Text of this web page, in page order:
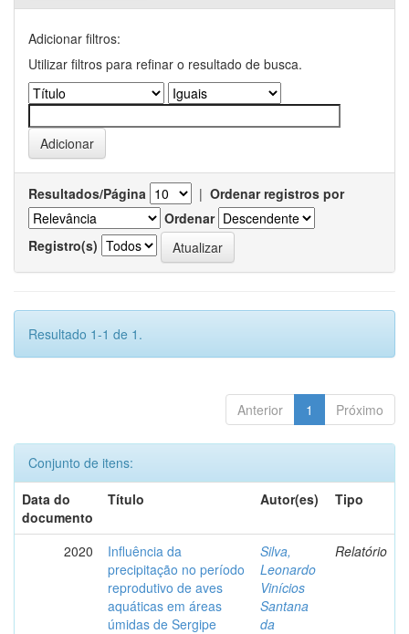
Adicionar filtros:
Utilizar filtros para refinar o resultado de busca.
Resultados/Página | Ordenar registros por
Ordenar
Registro(s)
Resultado 1-1 de 1.
Anterior 1 Próximo
Conjunto de itens:
Data do
documento
Título Autor(es) Tipo
2020
Influência da
precipitação no período
reprodutivo de aves
aquáticas em áreas
úmidas de Sergipe
Silva,
Leonardo
Vinícios
Santana
da
Relatório